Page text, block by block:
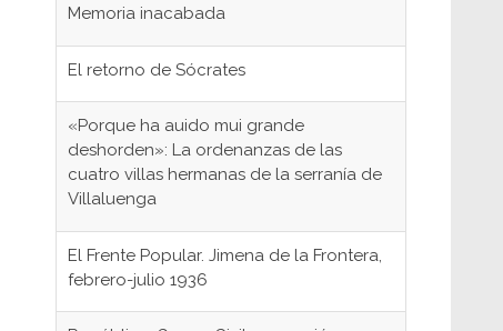
Memoria inacabada
El retorno de Sócrates
«Porque ha auido mui grande
deshorden»: La ordenanzas de las
cuatro villas hermanas de la serranía de
Villaluenga
El Frente Popular. Jimena de la Frontera,
febrero-julio 1936